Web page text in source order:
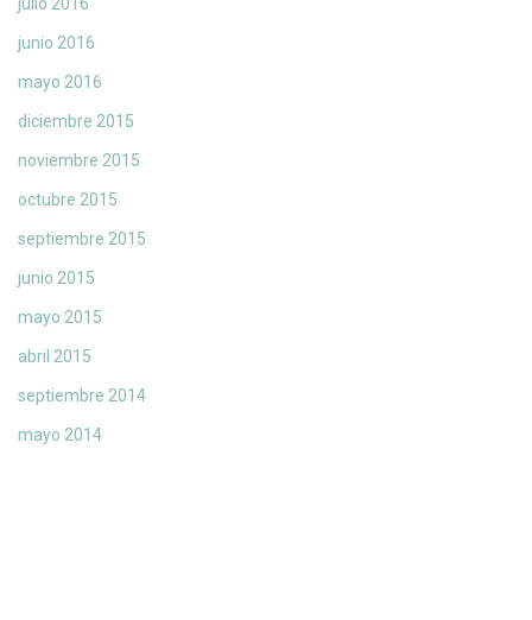
julio 2016
junio 2016
mayo 2016
diciembre 2015
noviembre 2015
octubre 2015
septiembre 2015
junio 2015
mayo 2015
abril 2015
septiembre 2014
mayo 2014